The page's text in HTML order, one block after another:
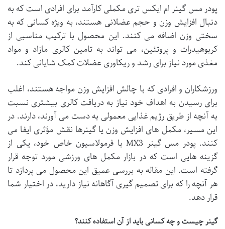
پودر مس گینر ام ایکس تری مکملی کارآمد برای افرادی است که به
دنبال افزایش وزن و حجم عضلانی هستند، به ویژه کسانی که به
سختی وزن اضافه می کنند. این محصول با ترکیب مناسبی از
کربوهیدرات و پروتئین، می تواند به تامین کالری مازاد و مواد
مغذی مورد نیاز برای رشد و ریکاوری عضلات کمک شایانی کند.
ورزشکاران و افرادی که با چالش افزایش وزن مواجه هستند، اغلب
برای رسیدن به اهداف خود نیاز به دریافت کالری بیشتری نسبت
به آنچه از طریق رژیم غذایی معمولی به دست می آورند، دارند. در
این مسیر، مکمل های افزایش وزن یا گینرها نقش مؤثری ایفا می
کنند. پودر مس گینر MX3 با فرمولاسیون خاص خود، یکی از
گزینه هایی است که در بازار مکمل های ورزشی مورد توجه قرار
گرفته است. این مقاله به بررسی عمیق این محصول می پردازد تا
هر آنچه را که برای تصمیم گیری آگاهانه نیاز دارید، در اختیار شما
قرار دهد.
گینر چیست و چه کسانی باید از آن استفاده کنند؟